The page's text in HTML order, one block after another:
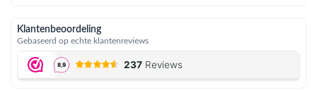
Klantenbeoordeling
Gebaseerd op echte klantenreviews